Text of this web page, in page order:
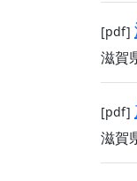
[pdf]
滋賀
[pdf]
滋賀